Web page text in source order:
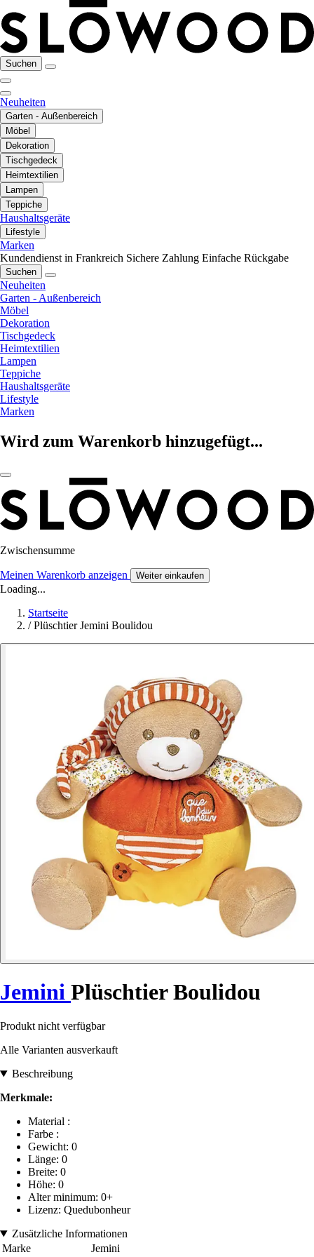
Suchen
Neuheiten
Garten - Außenbereich
Möbel
Dekoration
Tischgedeck
Heimtextilien
Lampen
Teppiche
Haushaltsgeräte
Lifestyle
Marken
Kundendienst in Frankreich Sichere Zahlung Einfache Rückgabe
Suchen
Neuheiten
Garten - Außenbereich
Möbel
Dekoration
Tischgedeck
Heimtextilien
Lampen
Teppiche
Haushaltsgeräte
Lifestyle
Marken
Wird zum Warenkorb hinzugefügt...
Zwischensumme
Meinen Warenkorb anzeigen Weiter einkaufen
Loading...
Startseite
/ Plüschtier Jemini Boulidou
Jemini Plüschtier Boulidou
Produkt nicht verfügbar
Alle Varianten ausverkauft
Beschreibung
Merkmale:
Material :
Farbe :
Gewicht: 0
Länge: 0
Breite: 0
Höhe: 0
Alter minimum: 0+
Lizenz: Quedubonheur
Zusätzliche Informationen
Marke
Jemini